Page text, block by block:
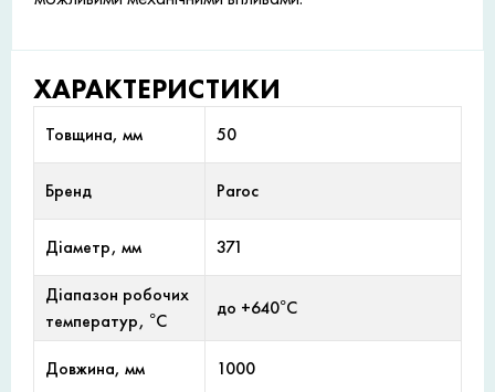
ХАРАКТЕРИСТИКИ
Товщина, мм 50
Бренд Paroc
Діаметр, мм 371
Діапазон робочих
температур, °С
до +640°С
Довжина, мм 1000